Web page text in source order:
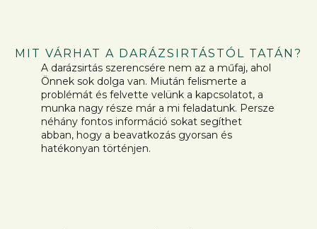
MIT VÁRHAT A DARÁZSIRTÁSTÓL TATÁN?
A darázsirtás szerencsére nem az a műfaj, ahol
Önnek sok dolga van. Miután felismerte a
problémát és felvette velünk a kapcsolatot, a
munka nagy része már a mi feladatunk. Persze
néhány fontos információ sokat segíthet
abban, hogy a beavatkozás gyorsan és
hatékonyan történjen.